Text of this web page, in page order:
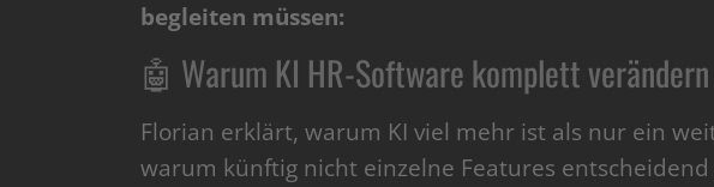
begleiten müssen:
🤖 Warum KI HR-Software komplett
Florian erklärt, warum KI viel mehr ist als nur ein
warum künftig nicht einzelne Features